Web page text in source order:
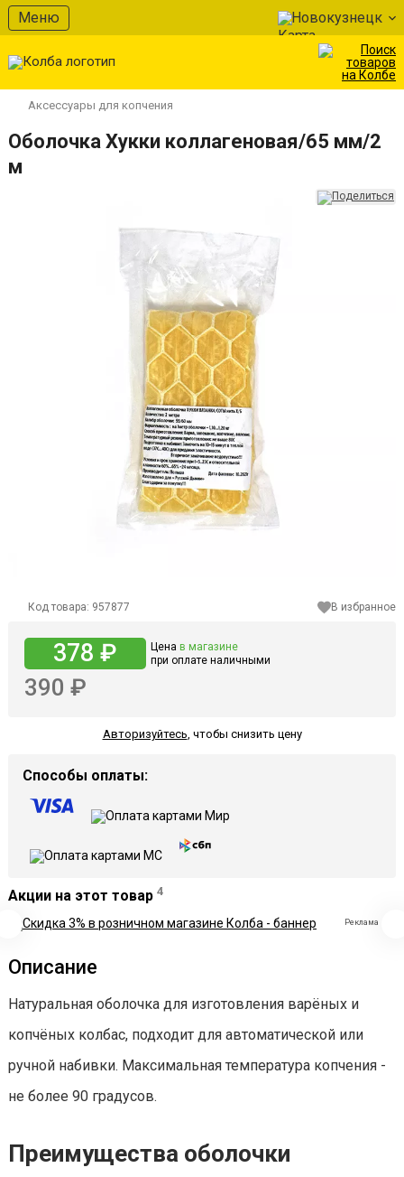
Меню Новокузнецк
Аксессуары для копчения
Оболочка Хукки коллагеновая/65 мм/2
м
Код товара: 957877 В избранное
378 ₽ Цена в магазине
при оплате наличными
390 ₽
Авторизуйтесь, чтобы снизить цену
Способы оплаты:
Акции на этот товар 4
Реклама
Описание
Натуральная оболочка для изготовления варёных и
копчёных колбас, подходит для автоматической или
ручной набивки. Максимальная температура копчения -
не более 90 градусов.
Преимущества оболочки